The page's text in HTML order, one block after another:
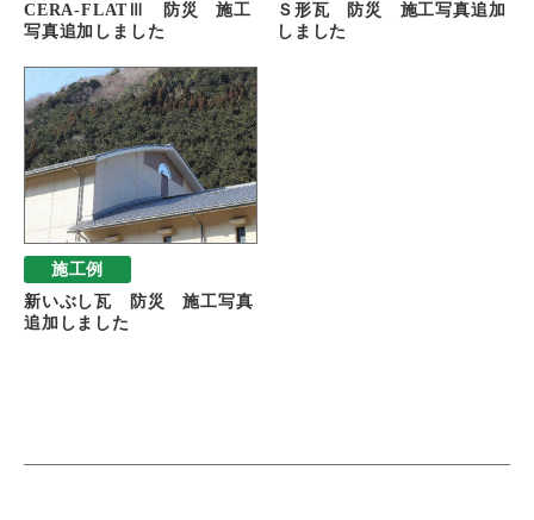
CERA-FLATⅢ 防災 施工
写真追加しました
Ｓ形瓦 防災 施工写真追加
しました
施工例
新いぶし瓦 防災 施工写真
追加しました